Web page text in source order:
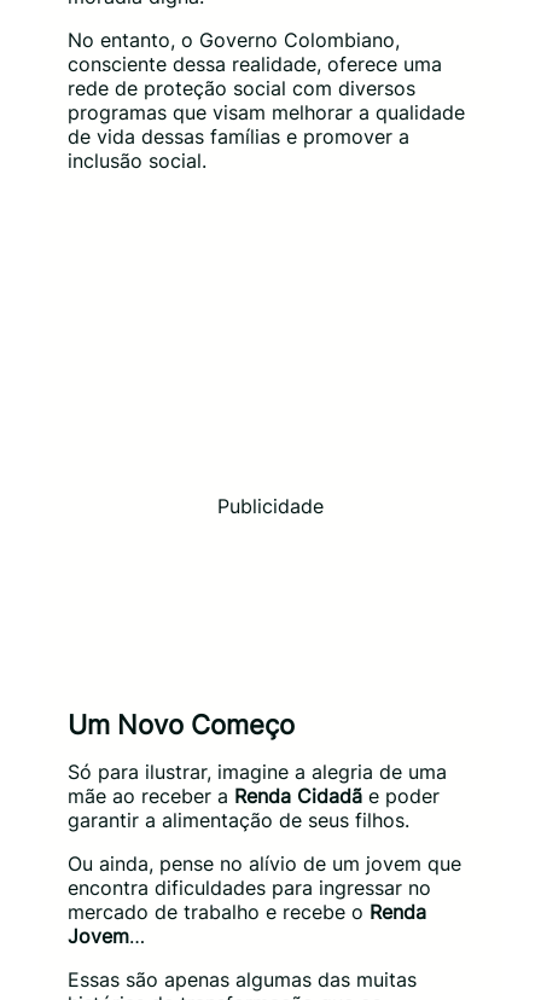
No entanto, o Governo Colombiano,
consciente dessa realidade, oferece uma
rede de proteção social com diversos
programas que visam melhorar a qualidade
de vida dessas famílias e promover a
inclusão social.
Publicidade
Um Novo Começo
Só para ilustrar, imagine a alegria de uma
mãe ao receber a Renda Cidadã e poder
garantir a alimentação de seus filhos.
Ou ainda, pense no alívio de um jovem que
encontra dificuldades para ingressar no
mercado de trabalho e recebe o Renda
Jovem…
Essas são apenas algumas das muitas